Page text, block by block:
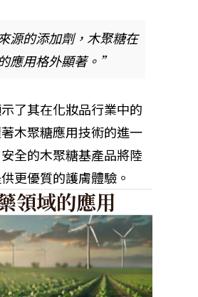
源的添加劑，木聚糖在
應用格外顯著。”
了其在化妝品行業中的
木聚糖應用技術的進一
全的木聚糖基產品將陸
更優質的護膚體驗。
領域的應用